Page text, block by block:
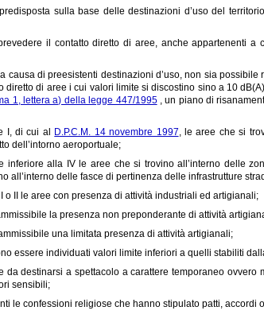
sulla base delle destinazioni d’uso del
il contatto diretto di aree, anche appartenenti
causa di preesistenti destinazioni d’uso, non sia
diretto di aree i cui valori limite si discostino sino a 10
1, lettera a) della legge 447/1995, un piano di
I, di cui al D.P.C.M. 14 novembre 1997, le aree che si
dell’intorno aeroportuale;
inferiore alla IV le aree che si trovino all’interno delle
all’interno delle fasce di pertinenza delle infrastrutture
II le aree con presenza di attività industriali ed artigianali;
la presenza non preponderante di attività
una limitata presenza di attività artigianali;
essere individuati valori limite inferiori a quelli stabiliti
da destinarsi a spettacolo a carattere temporaneo
sensibili;
le confessioni religiose che hanno stipulato patti, accordi